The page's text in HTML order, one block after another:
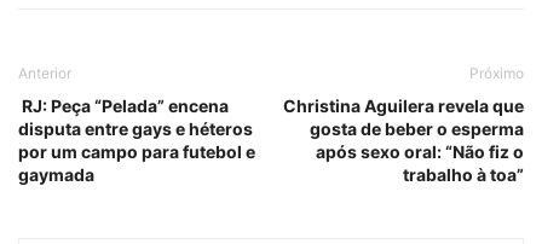
Anterior
RJ: Peça “Pelada” encena
disputa entre gays e héteros
por um campo para futebol e
gaymada
Próximo
Christina Aguilera revela que
gosta de beber o esperma
após sexo oral: “Não fiz o
trabalho à toa”